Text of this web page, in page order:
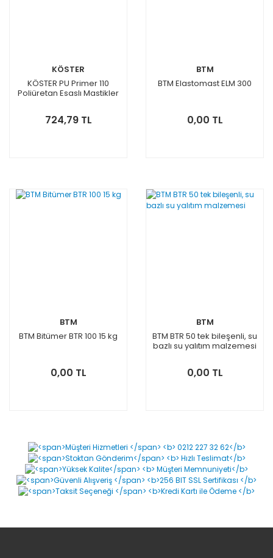
KÖSTER
KÖSTER PU Primer 110
Poliüretan Esaslı Mastikler
724,79 TL
BTM
BTM Elastomast ELM 300
0,00 TL
BTM
BTM Bitümer BTR 100 15 kg
0,00 TL
BTM
BTM BTR 50 tek bileşenli, su
bazlı su yalıtım malzemesi
0,00 TL